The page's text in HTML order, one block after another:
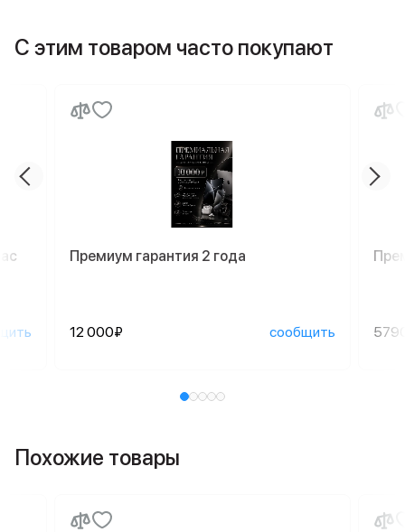
С этим товаром часто покупают
Премиум гарантия 2 года
12 000₽ сообщить
Похожие товары